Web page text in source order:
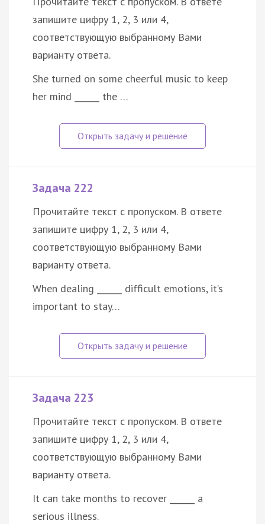
запишите цифру 1, 2, 3 или 4,
соответствующую выбранному Вами
варианту ответа.
She turned on some cheerful music to keep
her mind ______ the …
Задача 222
Прочитайте текст с пропуском. В ответе
запишите цифру 1, 2, 3 или 4,
соответствующую выбранному Вами
варианту ответа.
When dealing ______ difficult emotions, it’s
important to stay…
Задача 223
Прочитайте текст с пропуском. В ответе
запишите цифру 1, 2, 3 или 4,
соответствующую выбранному Вами
варианту ответа.
It can take months to recover ______ a
serious illness.